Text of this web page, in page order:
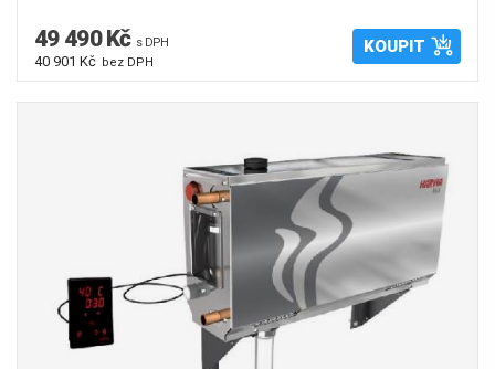
49 490 Kč s DPH
40 901 Kč bez DPH
KOUPIT